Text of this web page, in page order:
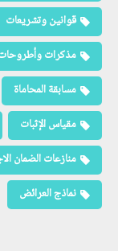
قوانين وتشريعات
مذكرات
مسابقة المحاماة
مقياس الإثبات
منازعات الضمان
نماذج العرائض